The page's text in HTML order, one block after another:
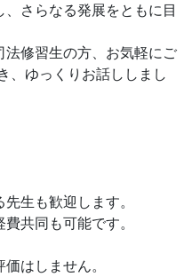
さらなる発展をともに目
修習生の方、お気軽にご
、ゆっくりお話ししまし
生も歓迎します。
共同も可能です。
はしません。